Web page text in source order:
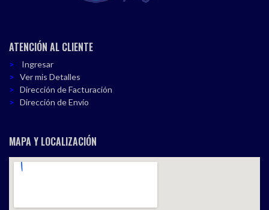
ATENCIÓN AL CLIENTE
Ingresar
Ver mis Detalles
Dirección de Facturación
Dirección de Envío
MAPA Y LOCALIZACIÓN